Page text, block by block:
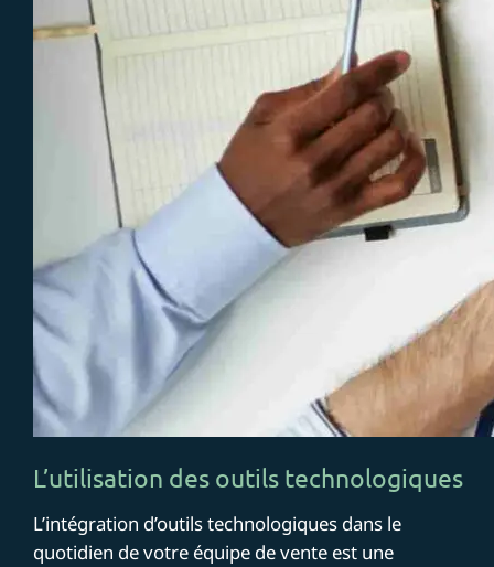
L’utilisation des outils technologiques
L’intégration d’outils technologiques dans le
quotidien de votre équipe de vente est une